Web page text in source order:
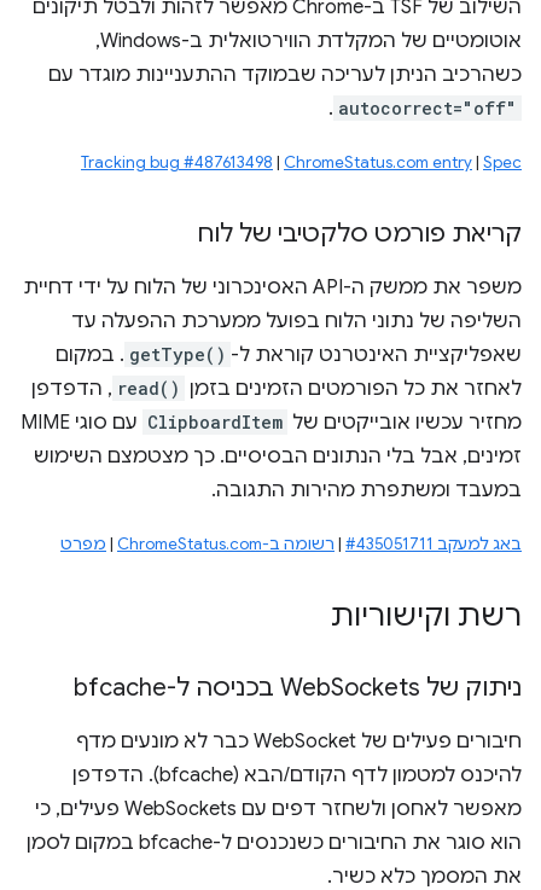
השילוב של TSF ב-Chrome מאפשר לזהות ולבטל תיקונים
אוטומטיים של המקלדת הווירטואלית ב-Windows,
כשהרכיב הניתן לעריכה שבמוקד ההתעניינות מוגדר עם
autocorrect="off"
.
Tracking bug #487613498 | ChromeStatus.com entry| Spec
קריאת פורמט סלקטיבי של לוח
משפר את ממשק ה-API האסינכרוני של הלוח על ידי דחיית
השליפה של נתוני הלוח בפועל ממערכת ההפעלה עד
שאפליקציית האינטרנט קוראת ל- getType() . במקום
לאחזר את כל הפורמטים הזמינים בזמן read() , הדפדפן
מחזיר עכשיו אובייקטים של ClipboardItem
עם סוגי MIME
זמינים, אבל בלי הנתונים הבסיסיים. כך מצטמצם השימוש
במעבד ומשתפרת מהירות התגובה.
באג למעקב #435051711 | רשומה ב-ChromeStatus.com | מפרט
רשת וקישוריות
ניתוק של Web Sockets בכניסה ל-bfcache
חיבורים פעילים של WebSocket כבר לא מונעים מדף
להיכנס למטמון לדף הקודם/הבא (bfcache). הדפדפן
מאפשר לאחסן ולשחזר דפים עם WebSockets פעילים, כי
הוא סוגר את החיבורים כשנכנסים ל-bfcache במקום לסמן
את המסמך כלא כשיר.